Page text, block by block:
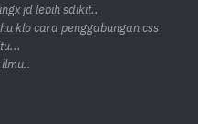
jd lebih sdikit..
klo cara penggabungan css